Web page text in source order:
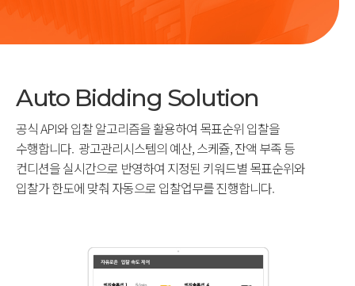
Auto Bidding Solution
공식 API와 입찰 알고리즘을 활용하여 목표순위 입찰을
수행합니다. 광고관리시스템의 예산, 스케쥴, 잔액 부족 등
컨디션을 실시간으로 반영하여 지정된 키워드별 목표순위와
입찰가 한도에 맞춰 자동으로 입찰업무를 진행합니다.